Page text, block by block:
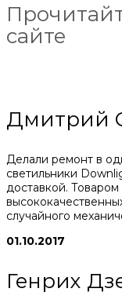
сайте
Дмитрий
Делали ремонт в
светильники
доставкой.
случайного
01.10.2017
Генрих